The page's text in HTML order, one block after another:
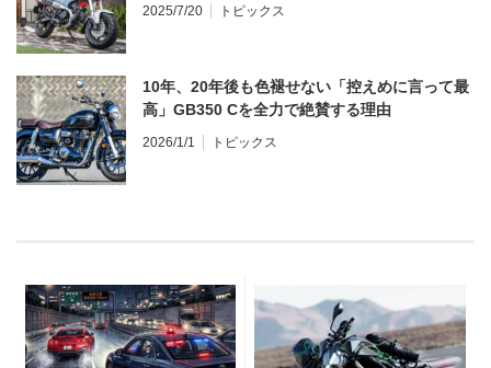
2025/7/20 トピックス
10年、20年後も色褪せない「控えめに言って最
高」GB350 Cを全力で絶賛する理由
2026/1/1 トピックス